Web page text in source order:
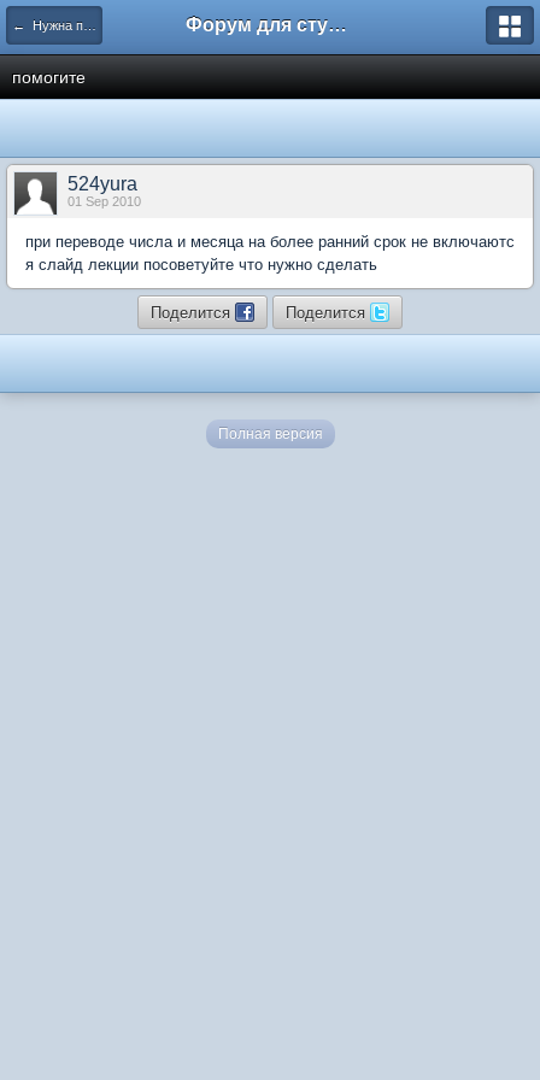
← Нужна помощь Форум для студента СГА
помогите
524yura
01 Sep 2010
при переводе числа и месяца на более ранний срок не включаютс
я слайд лекции посоветуйте что нужно сделать
Поделится Поделится
Полная версия